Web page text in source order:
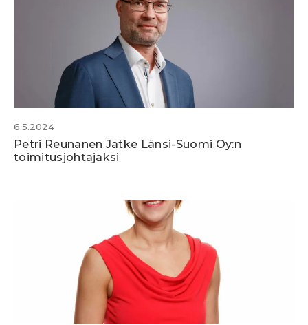
6.5.2024
Petri Reunanen Jatke Länsi-Suomi Oy:n
toimitusjohtajaksi